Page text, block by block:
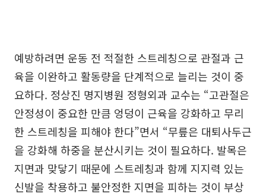
예방하려면 운동 전 적절한 스트레칭으로 관절과 근
육을 이완하고 활동량을 단계적으로 늘리는 것이 중
요하다. 정상진 명지병원 정형외과 교수는 “고관절은
안정성이 중요한 만큼 엉덩이 근육을 강화하고 무리
한 스트레칭을 피해야 한다”면서 “무릎은 대퇴사두근
을 강화해 하중을 분산시키는 것이 필요하다. 발목은
지면과 맞닿기 때문에 스트레칭과 함께 지지력 있는
신발을 착용하고 불안정한 지면을 피하는 것이 부상